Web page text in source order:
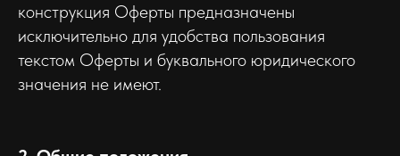
конструкция Оферты предназначены
исключительно для удобства пользования
текстом Оферты и буквального юридического
значения не имеют.